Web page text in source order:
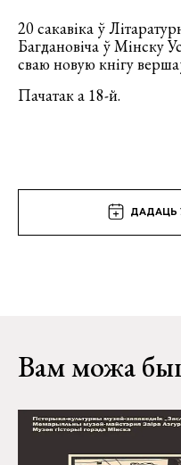
20 сакавіка ў
Багдановіча ў Мінску
сваю новую кнігу
Пачатак а 18-й.
ДАДАЦЬ
Вам можа